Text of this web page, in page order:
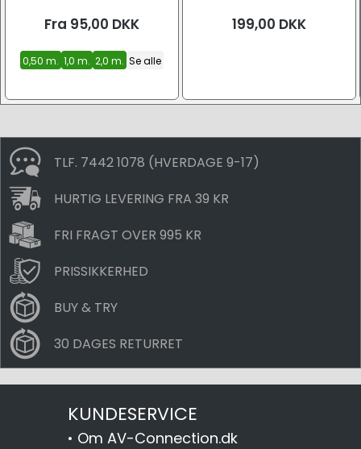
Fra 95,00 DKK
0,50 m. 1,0 m. 2,0 m. Se alle
199,00 DKK
TLF. 7442 1078 (HVERDAGE 9-17)
HURTIG LEVERING FRA 39 KR
FRI FRAGT OVER 995 KR
PRISSIKKERHED
BUY & TRY
30 DAGES RETURRET
KUNDESERVICE
• Om AV-Connection.dk